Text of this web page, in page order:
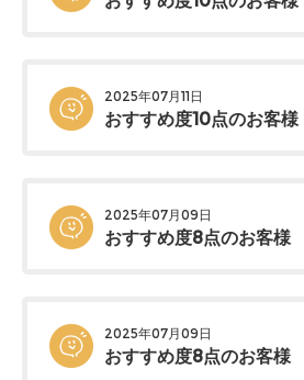
2025年07月11日
おすすめ度10点のお客様
2025年07月09日
おすすめ度8点のお客様
2025年07月09日
おすすめ度8点のお客様